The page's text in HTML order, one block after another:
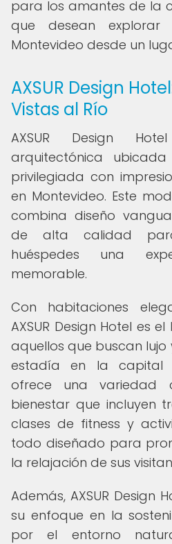
para los amantes de la
que desean
Montevideo desde un
AXSUR Design
Vistas al Río
AXSUR Design
arquitectónica
privilegiada con
en Montevideo. Este
combina diseño
de alta calidad
huéspedes una
memorable.
Con habitaciones
AXSUR Design Hotel es
aquellos que buscan
estadía en la capital
ofrece una variedad
bienestar que incluyen
clases de fitness y
todo diseñado para
la relajación de sus
Además, AXSUR Design
su enfoque en la
por el entorno